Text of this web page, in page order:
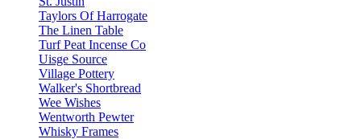
Taylors Of Harrogate
The Linen Table
Turf Peat Incense Co
Uisge Source
Village Pottery
Walker's Shortbread
Wee Wishes
Wentworth Pewter
Whisky Frames